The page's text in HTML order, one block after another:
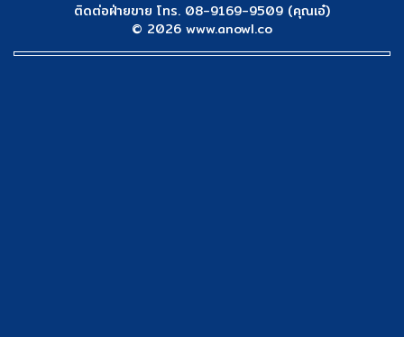
ติดต่อฝ่ายขาย โทร. 08-9169-9509 (คุณเอ๋)
© 2026 www.anowl.co